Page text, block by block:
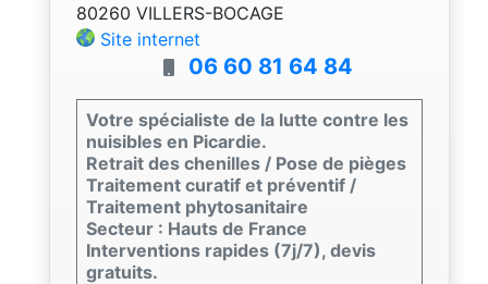
80260 VILLERS-BOCAGE
Site internet
06 60 81 64 84
Votre spécialiste de la lutte contre les
nuisibles en Picardie.
Retrait des chenilles / Pose de pièges
Traitement curatif et préventif /
Traitement phytosanitaire
Secteur : Hauts de France
Interventions rapides (7j/7), devis
gratuits.